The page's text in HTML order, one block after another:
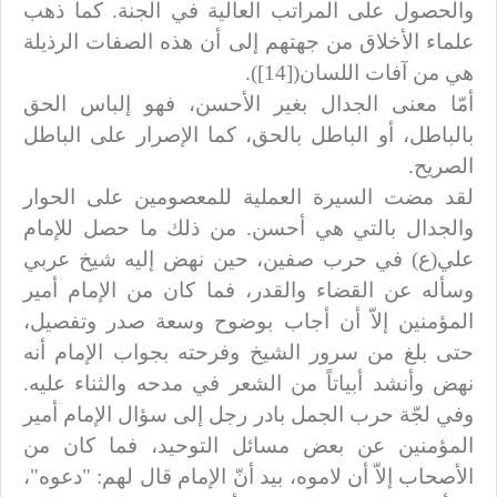
والحصول على المراتب العالية في الجنة. كما ذهب
علماء الأخلاق من جهتهم إلى أن هذه الصفات الرذيلة
هي من آفات اللسان([14]).
أمّا معنى الجدال بغير الأحسن، فهو إلباس الحق
بالباطل، أو الباطل بالحق، كما الإصرار على الباطل
الصريح.
لقد مضت السيرة العملية للمعصومين على الحوار
والجدال بالتي هي أحسن. من ذلك ما حصل للإمام
علي(ع) في حرب صفين، حين نهض إليه شيخ عربي
وسأله عن القضاء والقدر، فما كان من الإمام أمير
المؤمنين إلاّ أن أجاب بوضوح وسعة صدر وتفصيل،
حتى بلغ من سرور الشيخ وفرحته بجواب الإمام أنه
نهض وأنشد أبياتاً من الشعر في مدحه والثناء عليه.
وفي لجّة حرب الجمل بادر رجل إلى سؤال الإمام أمير
المؤمنين عن بعض مسائل التوحيد، فما كان من
الأصحاب إلاّ أن لاموه، بيد أنّ الإمام قال لهم: "دعوه"،